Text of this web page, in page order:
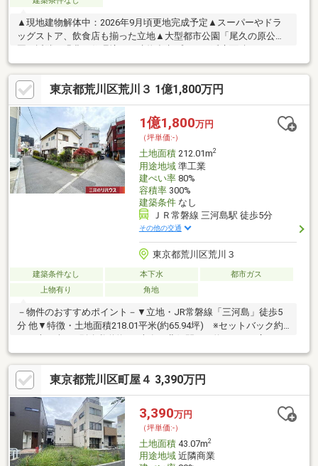
▲現地建物解体中：2026年9月頃更地完成予定▲スーパーやドラ
ッグストア、飲食店も揃った立地▲大型都市公園「尾久の原公
園」近隣、緑豊な住環境 ▲建物参考プラン：延床面積120㎡
超・4LDK+ルーフバルコニー（約3500万円・地盤ライフライン
別）□■□■□■□■□■□■□■□■□■ご見学予約承っております！！お気
軽にご連絡下さい！！□■□■□■□■□■□■□■□■□■
東京都荒川区荒川３ 1億1,800万円
1億1,800万円
（坪単価:-）
土地面積212.01m2
用途地域準工業
建ぺい率80%
容積率300%
建築条件なし
ＪＲ常磐線 三河島駅 徒歩5分
その他の交通
東京都荒川区荒川３
建築条件なし 本下水
都市ガス
上物有り
角地
－物件のおすすめポイント－▼立地・JR常磐線「三河島」徒歩5
分 他▼特徴・土地面積218.01平米(約65.94坪) ※セットバック約
18平米を含む※別途私道約6平米有・北側間口は約19.6mの広さ・
西側が通路につき開放感有・お好みの工務店等で建築可能▼周辺
環境・ビッグ・エー荒川三丁目店 徒歩1分(約60m)※容積率は前面
道路幅員により240%に制限されます※準防火地域、第三種高度地
区、新防火地域、特別工業地区、敷地面積の最低限度60平米■ ご
希望の住まい探しをお手伝いします ━━━━━・・・物件の詳
細・ご相談はお気軽にお問い合わせください。
東京都荒川区町屋４ 3,390万円
3,390万円
（坪単価:-）
土地面積43.07m2
用途地域近隣商業